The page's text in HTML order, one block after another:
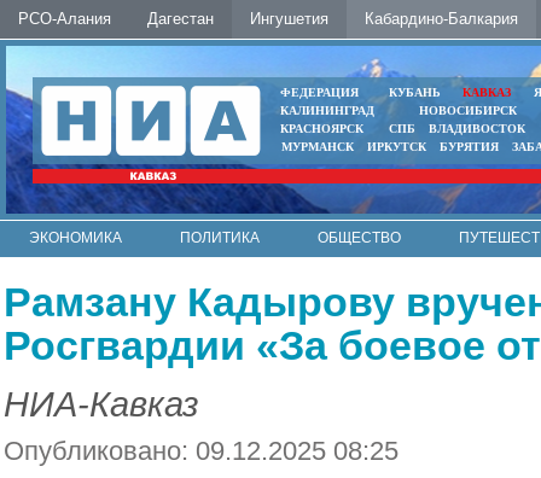
РСО-Алания Дагестан Ингушетия Кабардино-Балкария
ФЕДЕРАЦИЯ КУБАНЬ КАВКАЗ
КАЛИНИНГРАД
НОВОСИБИРСК
КРАСНОЯРСК
СПБ
ВЛАДИВОСТОК
МУРМАНСК
ИРКУТСК БУРЯТИЯ
ЭКОНОМИКА ПОЛИТИКА ОБЩЕСТВО
Рамзану Кадырову
Росгвардии «За боевое
НИА-Кавказ
Опубликовано: 09.12.2025 08:25